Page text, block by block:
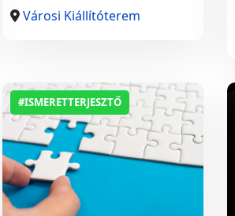
Városi Kiállítóterem
#ISMERETTERJESZTŐ